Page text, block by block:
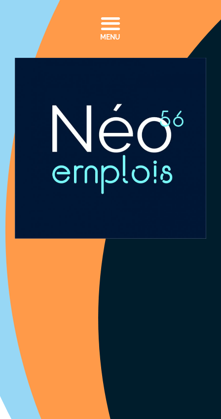
Rien de trouvé
Rechercher
Articles récents